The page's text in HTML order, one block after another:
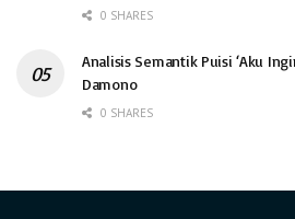
0 SHARES
Analisis Semantik Puisi ‘Aku
Damono
0 SHARES